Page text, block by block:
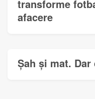
transforme
afacere
Șah și mat. Dar